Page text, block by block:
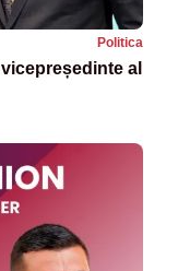
Politica
al